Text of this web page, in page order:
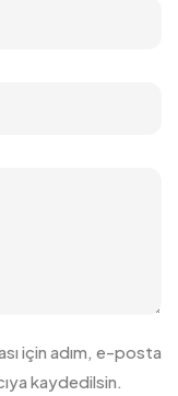
için adım, e-posta
kaydedilsin.